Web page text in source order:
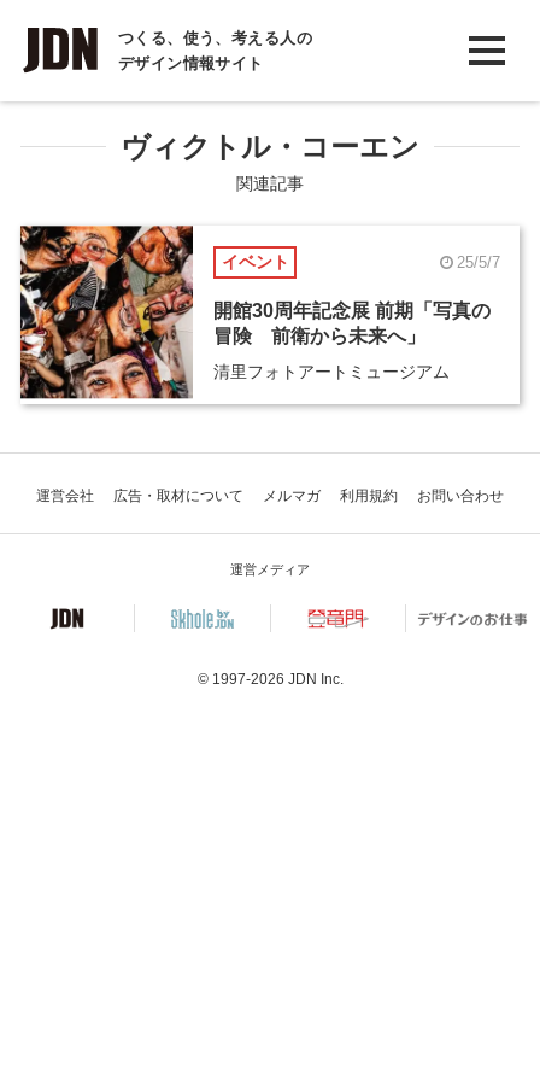
つくる、使う、考える人の
デザイン情報サイト
INTERVIEW
インタビュー
REPORT
COLUMN
コラム
ヴィクトル・コーエン
関連記事
イベント 25/5/7
開館30周年記念展 前期「写真の
冒険 前衛から未来へ」
清里フォトアートミュージアム
運営会社 広告・取材について メルマガ 利用規約 お問い合わせ
運営メディア
© 1997-2026 JDN Inc.